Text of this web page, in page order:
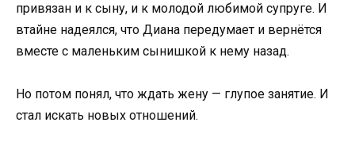
привязан и к сыну, и к молодой любимой супруге. И
втайне надеялся, что Диана передумает и вернётся
вместе с маленьким сынишкой к нему назад.
Но потом понял, что ждать жену — глупое занятие. И
стал искать новых отношений.